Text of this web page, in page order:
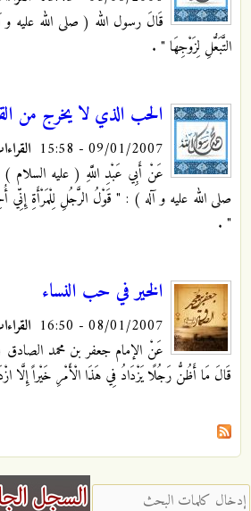
قَالَ رسول الله ( صلى الله عليه
التَّبَعُّلِ لِزَوْجِهَا " .
الحب الذي لا يخرج من
09/01/2007 - 15:58
عَنْ أَبِي عَبْدِ اللَّهِ ( عليه السلام )
صلى الله عليه و آله ) : " قَوْلُ الرَّجُلِ لِلْمَرْأَةِ
"
.
الخير في حب النساء
08/01/2007 - 16:50
عَنْ الإمام جعفر بن محمد
قَالَ مَا أَظُنُّ رَجُلًا يَزْدَادُ فِي هَذَا الْأَمْرِ خَيْراً إِلَّا
‏إدخال كلمات البحث ‏